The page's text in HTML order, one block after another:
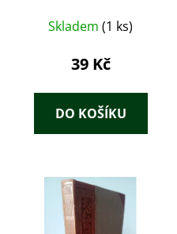
Skladem (1 ks)
39 Kč
DO KOŠÍKU